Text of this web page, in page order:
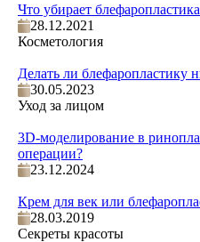
Что убирает
28.12.2021
Косметология
Делать ли блефаропластику
30.05.2023
Уход за лицом
3D-моделирование в
операции?
23.12.2024
Крем для век или
28.03.2019
Секреты красоты